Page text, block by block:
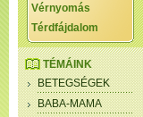
Vérnyomás
Térdfájdalom
TÉMÁINK
BETEGSÉGEK
BABA-MAMA